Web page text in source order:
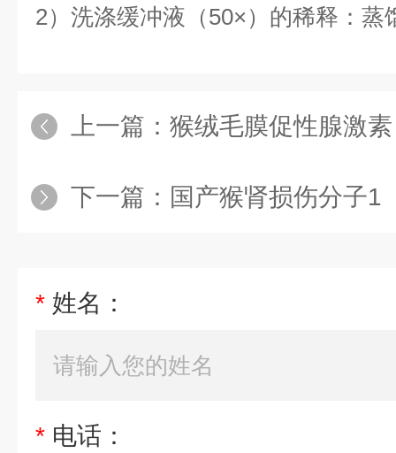
2）洗涤缓冲液（50×）的稀释：蒸
上一篇： 猴绒毛膜促性腺激素（
下一篇： 国产猴肾损伤分子1（
* 姓名：
* 电话：